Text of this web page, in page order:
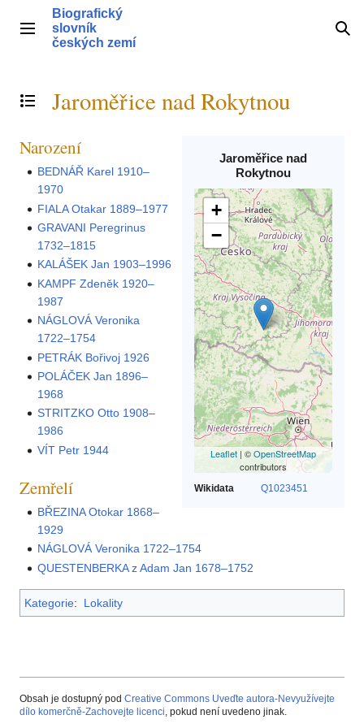
obsahHlavní menu
Biografický
slovník
českých zemí
Přepnout obsah
Jaroměřice nad Rokytnou
Jaroměřice nad
Rokytnou
+
−
Leaflet | ©OpenStreetMap
contributors
Wikidata Q1023451
Narození
BEDNÁŘ Karel 1910–
1970
FIALA Otakar 1889–1977
GRAVANI Peregrinus
1732–1815
KALÁŠEK Jan 1903–1996
KAMPF Zdeněk 1920–
1987
NÁGLOVÁ Veronika
1722–1754
PETRÁK Bořivoj 1926
POLÁČEK Jan 1896–
1968
STRITZKO Otto 1908–
1986
VÍT Petr 1944
Zemřelí
BŘEZINA Otokar 1868–
1929
NÁGLOVÁ Veronika 1722–1754
QUESTENBERKA z Adam Jan 1678–1752
Kategorie: Lokality
Obsah je dostupný pod Creative Commons Uveďte autora-Nevyužívejte
dílo komerčně-Zachovejte licenci, pokud není uvedeno jinak.